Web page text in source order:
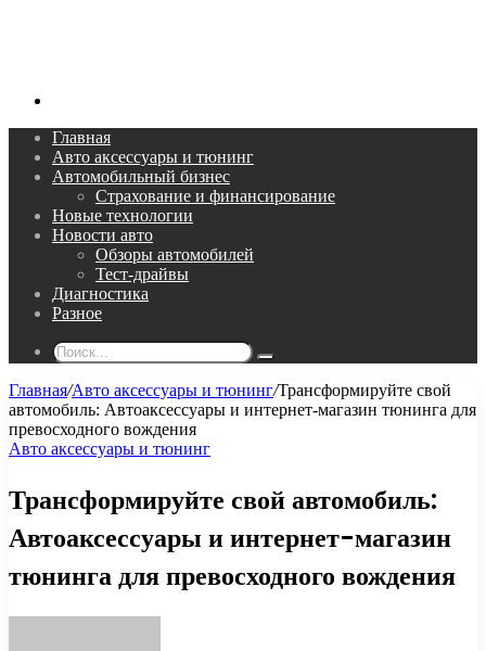
Главная
Авто аксессуары и тюнинг
Автомобильный бизнес
Страхование и финансирование
Новые технологии
Новости авто
Обзоры автомобилей
Тест-драйвы
Диагностика
Разное
Поиск...
Главная/Авто аксессуары и тюнинг/Трансформируйте свой
автомобиль: Автоаксессуары и интернет-магазин тюнинга для
превосходного вождения
Авто аксессуары и тюнинг
Трансформируйте свой автомобиль:
Автоаксессуары и интернет-магазин
тюнинга для превосходного вождения